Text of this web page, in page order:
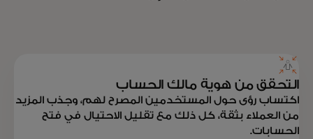
التحقق من هوية مالك الحساب
اكتساب رؤى حول المستخدمين المصرح لهم، وجذب المزيد
من العملاء بثقة، كل ذلك مع تقليل الاحتيال في فتح
الحسابات.